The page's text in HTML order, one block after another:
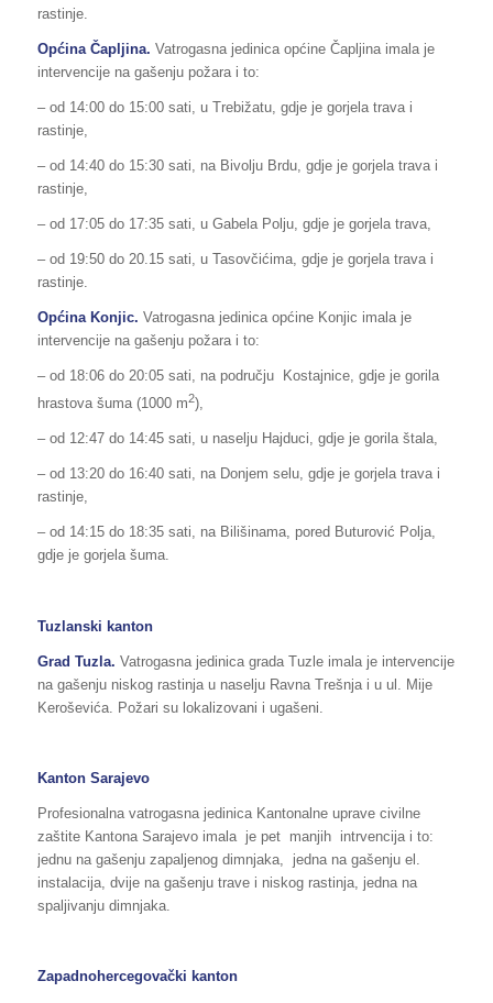
rastinje.
Općina Čapljina. Vatrogasna jedinica općine Čapljina imala je
intervencije na gašenju požara i to:
– od 14:00 do 15:00 sati, u Trebižatu, gdje je gorjela trava i
rastinje,
– od 14:40 do 15:30 sati, na Bivolju Brdu, gdje je gorjela trava i
rastinje,
– od 17:05 do 17:35 sati, u Gabela Polju, gdje je gorjela trava,
– od 19:50 do 20.15 sati, u Tasovčićima, gdje je gorjela trava i
rastinje.
Općina Konjic. Vatrogasna jedinica općine Konjic imala je
intervencije na gašenju požara i to:
– od 18:06 do 20:05 sati, na području Kostajnice, gdje je gorila
hrastova šuma (1000 m2),
– od 12:47 do 14:45 sati, u naselju Hajduci, gdje je gorila štala,
– od 13:20 do 16:40 sati, na Donjem selu, gdje je gorjela trava i
rastinje,
– od 14:15 do 18:35 sati, na Bilišinama, pored Buturović Polja,
gdje je gorjela šuma.
Tuzlanski kanton
Grad Tuzla. Vatrogasna jedinica grada Tuzle imala je intervencije
na gašenju niskog rastinja u naselju Ravna Trešnja i u ul. Mije
Keroševića. Požari su lokalizovani i ugašeni.
Kanton Sarajevo
Profesionalna vatrogasna jedinica Kantonalne uprave civilne
zaštite Kantona Sarajevo imala je pet manjih intrvencija i to:
jednu na gašenju zapaljenog dimnjaka, jedna na gašenju el.
instalacija, dvije na gašenju trave i niskog rastinja, jedna na
spaljivanju dimnjaka.
Zapadnohercegovački kanton